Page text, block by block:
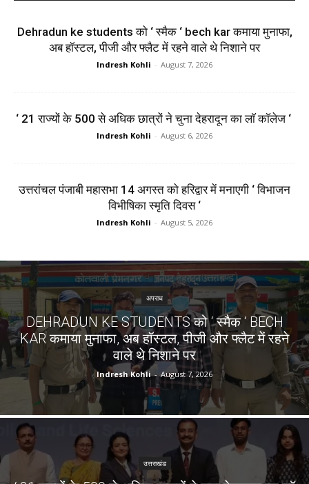
Dehradun ke students को ‘ स्मैक ‘ bech kar कमाया मुनाफा,
अब हॉस्टल, पीजी और फ्लैट में रहने वाले थे निशाने पर
Indresh Kohli - August 7, 2026
‘ 21 राज्यों के 500 से अधिक छात्रों ने चुना देहरादून का लाॅ काॅलेज ‘
Indresh Kohli - August 6, 2026
उत्तरांचल पंजाबी महासभा 14 अगस्त को हरिद्वार में मनाएगी ‘ विभाजन
विभीषिका स्मृति दिवस ‘
Indresh Kohli - August 5, 2026
अपराध
DEHRADUN KE STUDENTS को ‘ स्मैक ‘ BECH
KAR कमाया मुनाफा, अब हॉस्टल, पीजी और फ्लैट में रहने
वाले थे निशाने पर
Indresh Kohli - August 7, 2026
उत्तराखंड